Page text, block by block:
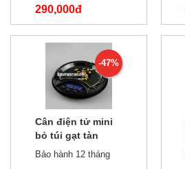
290,000đ
530,000đ
-47%
Cân điện tử mini
bỏ túi gạt tàn
200g/0.01
Bảo hành 12 tháng